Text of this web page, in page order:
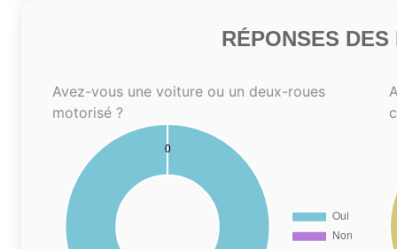
RÉPONSES
Avez-vous une voiture ou un deux-roues
motorisé ?